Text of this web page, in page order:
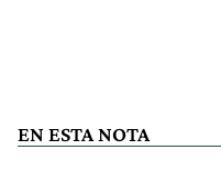
EN ESTA NOTA